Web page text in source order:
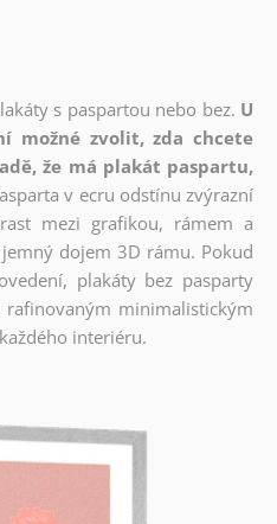
s paspartou nebo bez. U
možné zvolit, zda chcete
že má plakát paspartu,
v ecru odstínu zvýrazní
mezi grafikou, rámem a
dojem 3D rámu. Pokud
plakáty bez pasparty
minimalistickým
interiéru.